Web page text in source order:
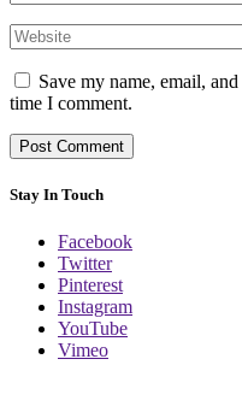
Save my name, email,
time I comment.
Stay In Touch
Facebook
Twitter
Pinterest
Instagram
YouTube
Vimeo